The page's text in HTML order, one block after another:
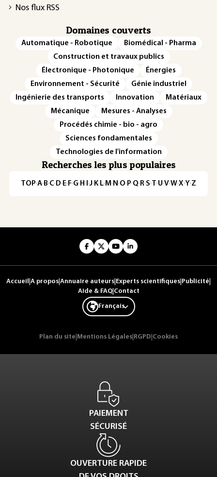
Nos flux RSS
Domaines couverts
Automatique - Robotique
Biomédical - Pharma
Construction et travaux publics
Électronique - Photonique
Énergies
Environnement - Sécurité
Génie industriel
Ingénierie des transports
Innovation
Matériaux
Mécanique
Mesures - Analyses
Procédés chimie - bio - agro
Sciences fondamentales
Technologies de l'information
Recherches les plus populaires
TOP·A·B·C· D· E· F·G· H · ·J· K· L· M · N ·O· P·Q· R·S·T·U·V·W·X·Y·Z
Accueil A propos Annuaire auteurs Experts scientifiques Publicité
Aide & FAQ| Contact
Français
Plan du site Mentions Légales RGPD Cookies
PAIEMENT
SÉCURISÉ
OUVERTURE RAPIDE